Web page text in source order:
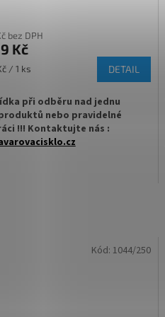
bez DPH
Kč
/ 1 ks DETAIL
při odběru nad jednu
nebo pravidelné
!!! Kontaktujte nás :
na sklenici s uzávěrem typu Twist
Kód: 1044/250